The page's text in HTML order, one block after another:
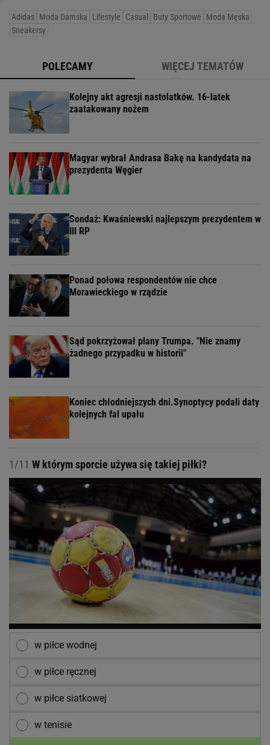
Adidas Moda Damska Lifestyle Casual Buty Sportowe
Moda Męska
Sneakersy
POLECAMY WIĘCEJ TEMATÓW
Kolejny akt agresji nastolatków. 16-latek
zaatakowany nożem
Magyar wybrał Andrasa Bakę na kandydata na
prezydenta Węgier
Sondaż: Kwaśniewski najlepszym prezydentem w
III RP
Ponad połowa respondentów nie chce
Morawieckiego w rządzie
Sąd pokrzyżował plany Trumpa. "Nie znamy
żadnego przypadku w historii"
Koniec chłodniejszych dni.Synoptycy podali daty
kolejnych fal upału
1/11 W którym sporcie używa się takiej piłki?
w piłce wodnej
w piłce ręcznej
w piłce siatkowej
w tenisie